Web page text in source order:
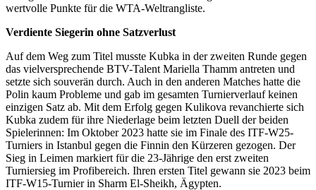
wertvolle Punkte für die WTA-Weltrangliste.
Verdiente Siegerin ohne Satzverlust
Auf dem Weg zum Titel musste Kubka in der zweiten Runde gegen
das vielversprechende BTV-Talent Mariella Thamm antreten und
setzte sich souverän durch. Auch in den anderen Matches hatte die
Polin kaum Probleme und gab im gesamten Turnierverlauf keinen
einzigen Satz ab. Mit dem Erfolg gegen Kulikova revanchierte sich
Kubka zudem für ihre Niederlage beim letzten Duell der beiden
Spielerinnen: Im Oktober 2023 hatte sie im Finale des ITF-W25-
Turniers in Istanbul gegen die Finnin den Kürzeren gezogen. Der
Sieg in Leimen markiert für die 23-Jährige den erst zweiten
Turniersieg im Profibereich. Ihren ersten Titel gewann sie 2023 beim
ITF-W15-Turnier in Sharm El-Sheikh, Ägypten.